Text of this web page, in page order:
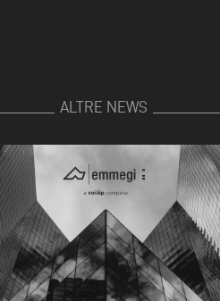
ALTRE NEWS